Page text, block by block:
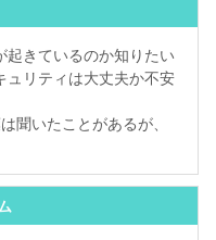
起きているのか知りたい
ュリティは大丈夫か不安
聞いたことがあるが、